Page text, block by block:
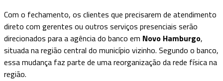
Com o fechamento, os clientes que precisarem de atendimento
direto com gerentes ou outros serviços presenciais serão
direcionados para a agência do banco em Novo Hamburgo,
situada na região central do município vizinho. Segundo o banco,
essa mudança faz parte de uma reorganização da rede física na
região.